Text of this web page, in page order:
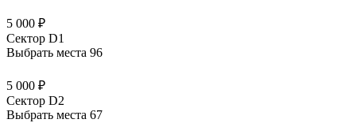
5 000 ₽
Сектор D1
Выбрать места 96
5 000 ₽
Сектор D2
Выбрать места 67